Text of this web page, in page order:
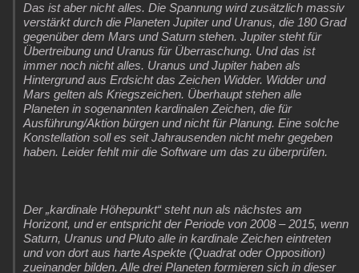
Das ist aber nicht alles. Die Spannung wird zusätzlich massiv
verstärkt durch die Planeten Jupiter und Uranus, die 180 Grad
gegenüber dem Mars und Saturn stehen. Jupiter steht für
Übertreibung und Uranus für Überraschung. Und das ist
immer noch nicht alles. Uranus und Jupiter haben als
Hintergrund aus Erdsicht das Zeichen Widder. Widder und
Mars gelten als Kriegszeichen. Überhaupt stehen alle
Planeten in sogenannten kardinalen Zeichen, die für
Ausführung/Aktion bürgen und nicht für Planung. Eine solche
Konstellation soll es seit Jahrausenden nicht mehr gegeben
haben. Leider fehlt mir die Software um das zu überprüfen.
Der „kardinale Höhepunkt“ steht nun als nächstes am
Horizont, und er entspricht der Periode von 2008 – 2015, wenn
Saturn, Uranus und Pluto alle in kardinale Zeichen eintreten
und von dort aus harte Aspekte (Quadrat oder Opposition)
zueinander bilden. Alle drei Planeten formieren sich in dieser